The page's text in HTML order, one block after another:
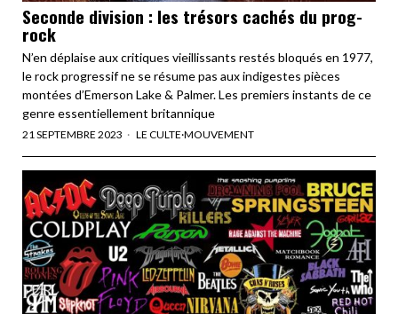
Seconde division : les trésors cachés du prog-
rock
N’en déplaise aux critiques vieillissants restés bloqués en 1977,
le rock progressif ne se résume pas aux indigestes pièces
montées d’Emerson Lake & Palmer. Les premiers instants de ce
genre essentiellement britannique
21 SEPTEMBRE 2023 LE CULTE·MOUVEMENT